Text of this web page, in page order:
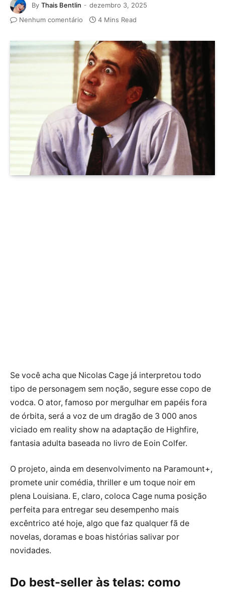
By Thais Bentlin
dezembro 3, 2025
Nenhum comentário
4 Mins Read
Se você acha que Nicolas Cage já interpretou todo
tipo de personagem sem noção, segure esse copo de
vodca. O ator, famoso por mergulhar em papéis fora
de órbita, será a voz de um dragão de 3 000 anos
viciado em reality show na adaptação de Highfire,
fantasia adulta baseada no livro de Eoin Colfer.
O projeto, ainda em desenvolvimento na Paramount+,
promete unir comédia, thriller e um toque noir em
plena Louisiana. E, claro, coloca Cage numa posição
perfeita para entregar seu desempenho mais
excêntrico até hoje, algo que faz qualquer fã de
novelas, doramas e boas histórias salivar por
novidades.
Do best-seller às telas: como